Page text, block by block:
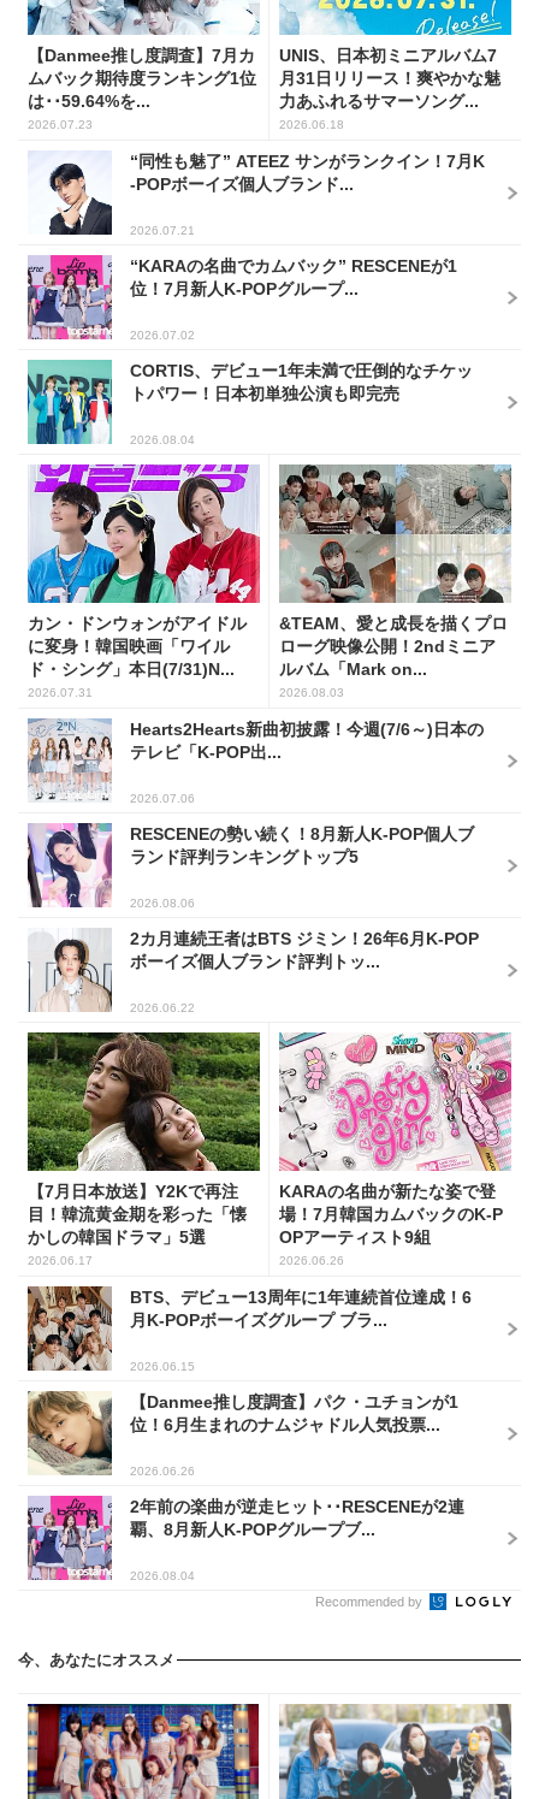
【Danmee推し度調査】7月カ
ムバック期待度ランキング1位
は･･59.64%を...
2026.07.23
UNIS、日本初ミニアルバム7
月31日リリース！爽やかな魅
力あふれるサマーソング...
2026.06.18
“同性も魅了” ATEEZ サンがランクイン！7月K
-POPボーイズ個人ブランド...
2026.07.21
“KARAの名曲でカムバック” RESCENEが1
位！7月新人K-POPグループ...
2026.07.02
CORTIS、デビュー1年未満で圧倒的なチケッ
トパワー！日本初単独公演も即完売
2026.08.04
カン・ドンウォンがアイドル
に変身！韓国映画「ワイル
ド・シング」本日(7/31)N...
2026.07.31
&TEAM、愛と成長を描くプロ
ローグ映像公開！2ndミニア
ルバム「Mark on...
2026.08.03
Hearts2Hearts新曲初披露！今週(7/6～)日本の
テレビ「K-POP出...
2026.07.06
RESCENEの勢い続く！8月新人K-POP個人ブ
ランド評判ランキングトップ5
2026.08.06
2カ月連続王者はBTS ジミン！26年6月K-POP
ボーイズ個人ブランド評判トッ...
2026.06.22
【7月日本放送】Y2Kで再注
目！韓流黄金期を彩った「懐
かしの韓国ドラマ」5選
2026.06.17
KARAの名曲が新たな姿で登
場！7月韓国カムバックのK-P
OPアーティスト9組
2026.06.26
BTS、デビュー13周年に1年連続首位達成！6
月K-POPボーイズグループ ブラ...
2026.06.15
【Danmee推し度調査】パク・ユチョンが1
位！6月生まれのナムジャドル人気投票...
2026.06.26
2年前の楽曲が逆走ヒット･･RESCENEが2連
覇、8月新人K-POPグループブ...
2026.08.04
Recommended by
今、あなたにオススメ